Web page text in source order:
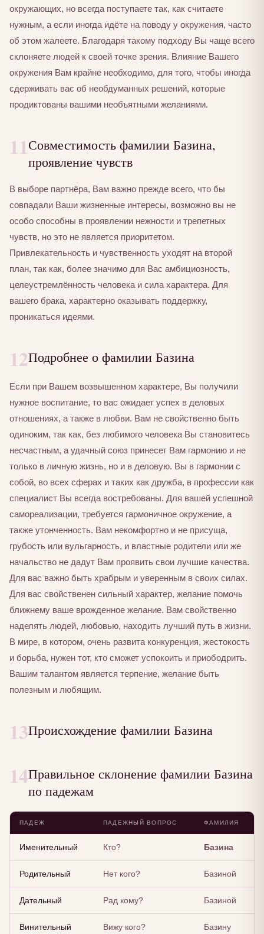
окружающих, но всегда поступаете так, как считаете
нужным, а если иногда идёте на поводу у окружения, часто
об этом жалеете. Благодаря такому подходу Вы чаще всего
склоняете людей к своей точке зрения. Влияние Вашего
окружения Вам крайне необходимо, для того, чтобы иногда
сдерживать вас об необдуманных решений, которые
продиктованы вашими необъятными желаниями.
11Совместимость фамилии Базина,
проявление чувств
В выборе партнёра, Вам важно прежде всего, что бы
совпадали Ваши жизненные интересы, возможно вы не
особо способны в проявлении нежности и трепетных
чувств, но это не является приоритетом.
Привлекательность и чувственность уходят на второй
план, так как, более значимо для Вас амбициозность,
целеустремлённость человека и сила характера. Для
вашего брака, характерно оказывать поддержку,
проникаться идеями.
12Подробнее о фамилии Базина
Если при Вашем возвышенном характере, Вы получили
нужное воспитание, то вас ожидает успех в деловых
отношениях, а также в любви. Вам не свойственно быть
одиноким, так как, без любимого человека Вы становитесь
несчастным, а удачный союз принесет Вам гармонию и не
только в личную жизнь, но и в деловую. Вы в гармонии с
собой, во всех сферах и таких как дружба, в профессии как
специалист Вы всегда востребованы. Для вашей успешной
самореализации, требуется гармоничное окружение, а
также утонченность. Вам некомфортно и не присуща,
грубость или вульгарность, и властные родители или же
начальство не дадут Вам проявить свои лучшие качества.
Для вас важно быть храбрым и уверенным в своих силах.
Для вас свойственен сильный характер, желание помочь
ближнему ваше врожденное желание. Вам свойственно
наделять людей, любовью, находить лучший путь в жизни.
В мире, в котором, очень развита конкуренция, жестокость
и борьба, нужен тот, кто сможет успокоить и приободрить.
Вашим талантом является терпение, желание быть
полезным и любящим.
13Происхождение фамилии Базина
14Правильное склонение фамилии Базина
по падежам
ПАДЕЖ ПАДЕЖНЫЙ ВОПРОС ФАМИЛИЯ
Именительный Кто? Базина
Родительный Нет кого? Базиной
Дательный Рад кому? Базиной
Винительный Вижу кого? Базину